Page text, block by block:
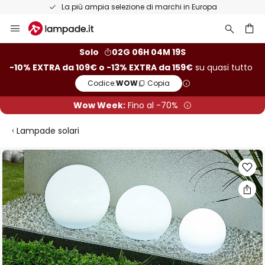
La più ampia selezione di marchi in Europa
Salta
al
Solo
02G 06H 04M 19S
-10% EXTRA da 109€ o -13% EXTRA da 159€ su quasi tutto
Codice:WOW Copia
Wow Week: Fino al -70%
Lampade solari
Vai
alla
fine
della
galleria
di
immagini